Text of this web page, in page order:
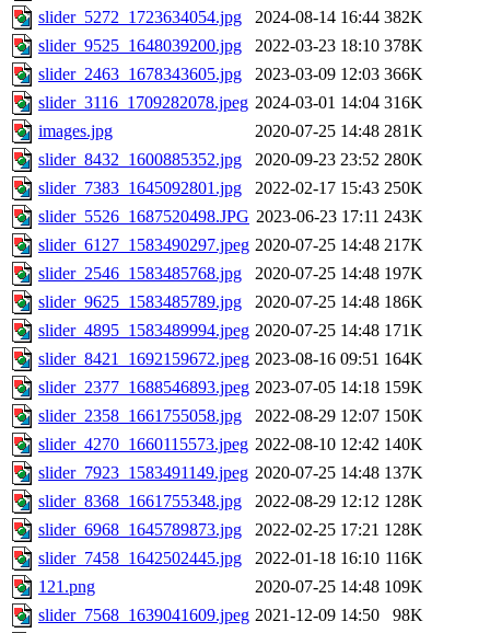
slider_5272_1723634054.jpg
2024-08-14 16:44 382K
slider_9525_1648039200.jpg
2022-03-23 18:10 378K
slider_2463_1678343605.jpg
2023-03-09 12:03 366K
slider_3116_1709282078.jpeg 2024-03-01 14:04 316K
images.jpg
2020-07-25 14:48 281K
slider_8432_1600885352.jpg
2020-09-23 23:52 280K
slider_7383_1645092801.jpg
2022-02-17 15:43 250K
slider_5526_1687520498.JPG 2023-06-23 17:11 243K
slider_6127_1583490297.jpeg 2020-07-25 14:48 217K
slider_2546_1583485768.jpg
2020-07-25 14:48 197K
slider_9625_1583485789.jpg
2020-07-25 14:48 186K
slider_4895_1583489994.jpeg 2020-07-25 14:48 171K
slider_8421_1692159672.jpeg 2023-08-16 09:51 164K
slider_2377_1688546893.jpeg 2023-07-05 14:18 159K
slider_2358_1661755058.jpg
2022-08-29 12:07 150K
slider_4270_1660115573.jpeg 2022-08-10 12:42 140K
slider_7923_1583491149.jpeg 2020-07-25 14:48 137K
slider_8368_1661755348.jpg
2022-08-29 12:12 128K
slider_6968_1645789873.jpg
2022-02-25 17:21 128K
slider_7458_1642502445.jpg
2022-01-18 16:10 116K
121.png
2020-07-25 14:48 109K
slider_7568_1639041609.jpeg 2021-12-09 14:50
98K